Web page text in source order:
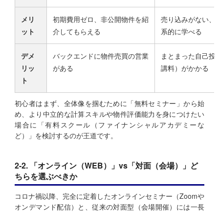
メリ
ット
初期費用ゼロ、非公開物件を紹
介してもらえる
売り込みがない、
系的に学べる
デメ
リッ
ト
バックエンドに物件売買の営業
がある
まとまった自己投
講料）がかかる
初心者はまず、全体像を掴むために「無料セミナー」から始
め、より中立的な計算スキルや物件評価能力を身につけたい
場合に「有料スクール（ファイナンシャルアカデミーな
ど）」を検討するのが王道です。
2-2. 「オンライン（WEB）」vs「対面（会場）」ど
ちらを選ぶべきか
コロナ禍以降、完全に定着したオンラインセミナー（Zoomや
オンデマンド配信）と、従来の対面型（会場開催）には一長